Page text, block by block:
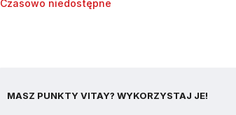
Czasowo niedostępne
MASZ PUNKTY VITAY? WYKORZYSTAJ JE!